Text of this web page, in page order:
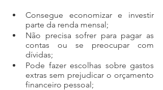
Consegue economizar e investir
parte da renda mensal;
Não precisa sofrer para pagar as
contas ou se preocupar com
dívidas;
Pode fazer escolhas sobre gastos
extras sem prejudicar o orçamento
financeiro pessoal;